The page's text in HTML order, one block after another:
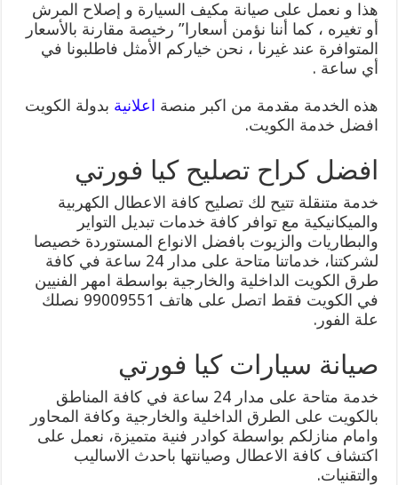
هذا و نعمل على صيانة مكيف السيارة و إصلاح المرش
أو تغيره ، كما أننا نؤمن أسعارا” رخيصة مقارنة بالأسعار
المتوافرة عند غيرنا ، نحن خياركم الأمثل فاطلبونا في
أي ساعة .
هذه الخدمة مقدمة من اكبر منصة اعلانية بدولة الكويت
افضل خدمة الكويت.
افضل كراح تصليح كيا فورتي
خدمة متنقلة تتيح لك تصليح كافة الاعطال الكهربية
والميكانيكية مع توافر كافة خدمات تبديل التواير
والبطاريات والزيوت بافضل الانواع المستوردة خصيصا
لشركتنا، خدماتنا متاحة على مدار 24 ساعة في كافة
طرق الكويت الداخلية والخارجية بواسطة امهر الفنيين
في الكويت فقط اتصل على هاتف 99009551 نصلك
علة الفور.
صيانة سيارات كيا فورتي
خدمة متاحة على مدار 24 ساعة في كافة المناطق
بالكويت على الطرق الداخلية والخارجية وكافة المحاور
وامام منازلكم بواسطة كوادر فنية متميزة، نعمل على
اكتشاف كافة الاعطال وصيانتها باحدث الاساليب
والتقنيات.